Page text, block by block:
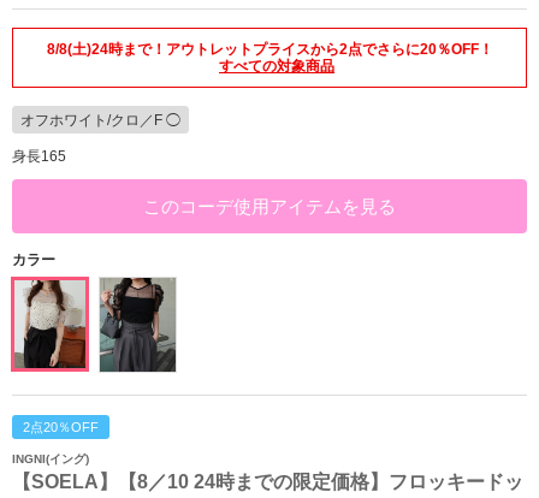
8/8(土)24時まで！アウトレットプライスから2点でさらに20％OFF！
すべての対象商品
オフホワイト/クロ／F ◯
身長165
このコーデ使用アイテムを見る
カラー
2点20％OFF
INGNI(イング)
【SOELA】【8／10 24時までの限定価格】フロッキードッ